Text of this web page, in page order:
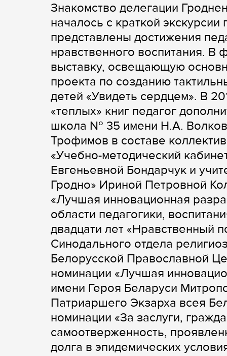
Знакомство делегации
началось с краткой
представлены достижения
нравственного воспитания. В
выставку, освещающую
проекта по созданию
детей «Увидеть сердцем». В
«теплых» книг педагог
школа № 35 имени Н.А.
Трофимов в составе
«Учебно-методический
Евгеньевной Бондарчук и
Гродно» Ириной Петровной
«Лучшая инновационная
области педагогики,
двадцати лет «Нравственный
Синодального отдела
Белорусской Православной
номинации «Лучшая
имени Героя Беларуси
Патриаршего Экзарха всея
номинации «За заслуги,
самоотверженность,
долга в эпидемических